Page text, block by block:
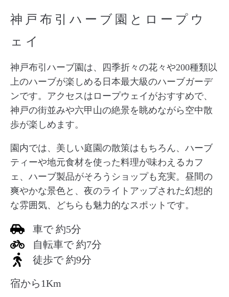
神戸布引ハーブ園とロープウ
ェイ
神戸布引ハーブ園は、四季折々の花々や200種類以
上のハーブが楽しめる日本最大級のハーブガーデ
ンです。アクセスはロープウェイがおすすめで、
神戸の街並みや六甲山の絶景を眺めながら空中散
歩が楽しめます。
園内では、美しい庭園の散策はもちろん、ハーブ
ティーや地元食材を使った料理が味わえるカフ
ェ、ハーブ製品がそろうショップも充実。昼間の
爽やかな景色と、夜のライトアップされた幻想的
な雰囲気、どちらも魅力的なスポットです。
車で 約5分
自転車で 約7分
徒歩で 約9分
宿から1Km